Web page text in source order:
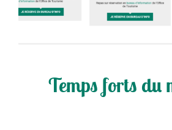
Temps forts du